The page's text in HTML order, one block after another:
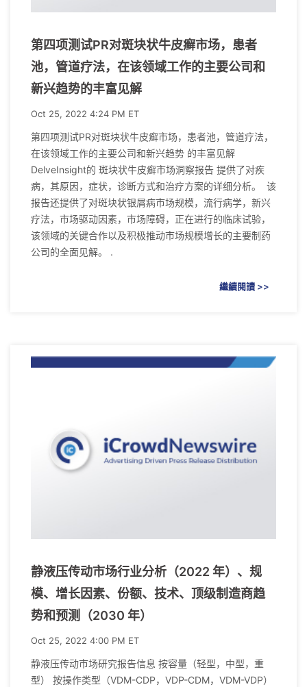
第四项测试PR对斑块状牛皮癣市场，患者
池，管道疗法，在该领域工作的主要公司和
新兴趋势的丰富见解
Oct 25, 2022 4:24 PM ET
第四项测试PR对斑块状牛皮癣市场，患者池，管道疗法，
在该领域工作的主要公司和新兴趋势 的丰富见解
DelveInsight的 斑块状牛皮癣市场洞察报告 提供了对疾
病，其原因，症状，诊断方式和治疗方案的详细分析。 该
报告还提供了对斑块状银屑病市场规模，流行病学，新兴
疗法，市场驱动因素，市场障碍，正在进行的临床试验，
该领域的关键合作以及积极推动市场规模增长的主要制药
公司的全面见解。 .
繼續閱讀 >>
静液压传动市场行业分析（2022 年）、规
模、增长因素、份额、技术、顶级制造商趋
势和预测（2030 年）
Oct 25, 2022 4:00 PM ET
静液压传动市场研究报告信息 按容量（轻型，中型，重
型） 按操作类型（VDM-CDP，VDP-CDM，VDM-VDP）